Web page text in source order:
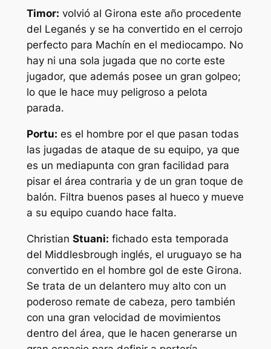
Timor: volvió al Girona este año procedente
del Leganés y se ha convertido en el cerrojo
perfecto para Machín en el mediocampo. No
hay ni una sola jugada que no corte este
jugador, que además posee un gran golpeo;
lo que le hace muy peligroso a pelota
parada.
Portu: es el hombre por el que pasan todas
las jugadas de ataque de su equipo, ya que
es un mediapunta con gran facilidad para
pisar el área contraria y de un gran toque de
balón. Filtra buenos pases al hueco y mueve
a su equipo cuando hace falta.
Christian Stuani: fichado esta temporada
del Middlesbrough inglés, el uruguayo se ha
convertido en el hombre gol de este Girona.
Se trata de un delantero muy alto con un
poderoso remate de cabeza, pero también
con una gran velocidad de movimientos
dentro del área, que le hacen generarse un